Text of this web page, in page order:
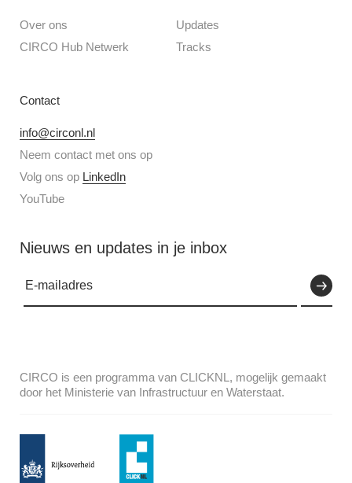
Over ons
CIRCO Hub Netwerk
Updates
Tracks
Contact
info@circonl.nl
Neem contact met ons op
Volg ons op LinkedIn
YouTube
Nieuws en updates in je inbox
CIRCO is een programma van CLICKNL, mogelijk gemaakt
door het Ministerie van Infrastructuur en Waterstaat.